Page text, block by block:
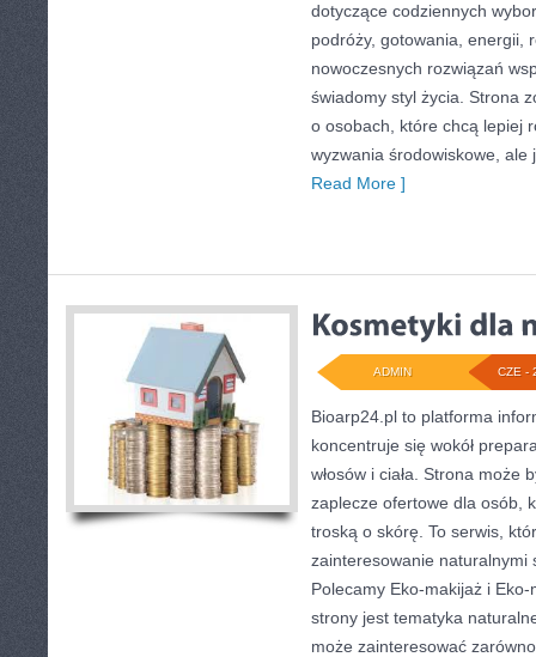
dotyczące codziennych
podróży, gotowania, energii,
nowoczesnych rozwiązań
świadomy styl życia. Strona
o osobach, które chcą lepiej
wyzwania środowiskowe, ale
Read More ]
CZE -
ADMIN
Bioarp24.pl to platforma
koncentruje się wokół
włosów i ciała. Strona może
zaplecze ofertowe dla osób,
troską o skórę. To serwis,
zainteresowanie naturalnymi
Polecamy Eko-makijaż i
strony jest tematyka
może zainteresować